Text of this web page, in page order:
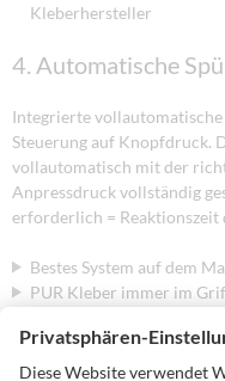
Kleberhersteller
4. Automatische
Integrierte
Steuerung auf Knopfdruck.
vollautomatisch mit der
Anpressdruck vollständig
erforderlich = Reaktionszeit
Bestes System auf dem
PUR Kleber immer im
5.